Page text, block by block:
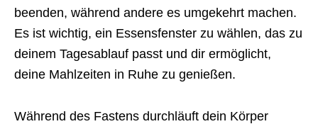
beenden, während andere es umgekehrt machen.
Es ist wichtig, ein Essensfenster zu wählen, das zu
deinem Tagesablauf passt und dir ermöglicht,
deine Mahlzeiten in Ruhe zu genießen.
Während des Fastens durchläuft dein Körper